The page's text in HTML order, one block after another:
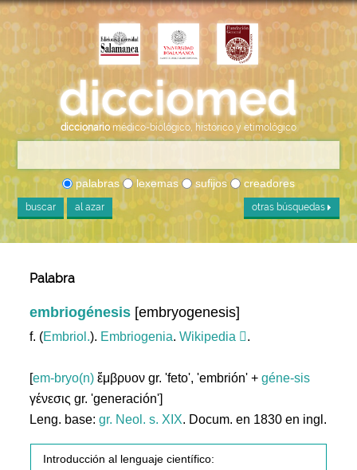
diccionario médico-biológico, histórico y etimológico
palabras lexemas sufijos creadores
buscar al azar otras búsquedas
Palabra
embriogénesis [embryogenesis]
f. (Embriol.). Embriogenia.Wikipedia .
[em-bryo(n) ἔμβρυον gr. 'feto', 'embrión' +géne-sis
γένεσις gr. 'generación']
Leng. base:gr. Neol. s. XIX. Docum. en 1830 en ingl.
Introducción al lenguaje científico: